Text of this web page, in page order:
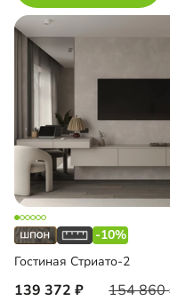
-10%
Гостиная Стриато-2
139 372 154 860